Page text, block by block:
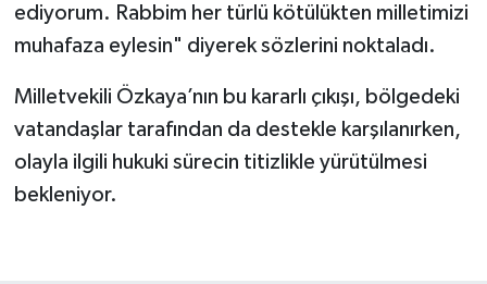
ediyorum. Rabbim her türlü kötülükten milletimizi
muhafaza eylesin" diyerek sözlerini noktaladı.
Milletvekili Özkaya’nın bu kararlı çıkışı, bölgedeki
vatandaşlar tarafından da destekle karşılanırken,
olayla ilgili hukuki sürecin titizlikle yürütülmesi
bekleniyor.